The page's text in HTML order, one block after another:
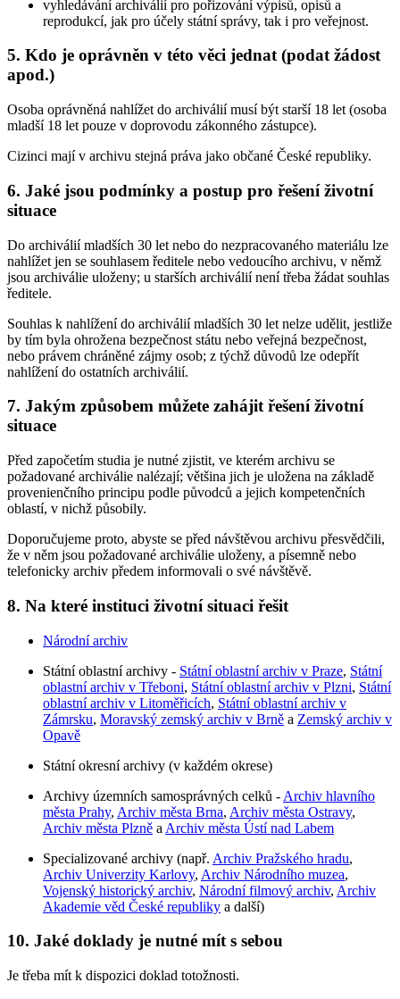
vyhledávání archiválií pro pořizování výpisů, opisů a
reprodukcí, jak pro účely státní správy, tak i pro veřejnost.
5. Kdo je oprávněn v této věci jednat (podat žádost
apod.)
Osoba oprávněná nahlížet do archiválií musí být starší 18 let (osoba
mladší 18 let pouze v doprovodu zákonného zástupce).
Cizinci mají v archivu stejná práva jako občané České republiky.
6. Jaké jsou podmínky a postup pro řešení životní
situace
Do archiválií mladších 30 let nebo do nezpracovaného materiálu lze
nahlížet jen se souhlasem ředitele nebo vedoucího archivu, v němž
jsou archiválie uloženy; u starších archiválií není třeba žádat souhlas
ředitele.
Souhlas k nahlížení do archiválií mladších 30 let nelze udělit, jestliže
by tím byla ohrožena bezpečnost státu nebo veřejná bezpečnost,
nebo právem chráněné zájmy osob; z týchž důvodů lze odepřít
nahlížení do ostatních archiválií.
7. Jakým způsobem můžete zahájit řešení životní
situace
Před započetím studia je nutné zjistit, ve kterém archivu se
požadované archiválie nalézají; většina jich je uložena na základě
provenienčního principu podle původců a jejich kompetenčních
oblastí, v nichž působily.
Doporučujeme proto, abyste se před návštěvou archivu přesvědčili,
že v něm jsou požadované archiválie uloženy, a písemně nebo
telefonicky archiv předem informovali o své návštěvě.
8. Na které instituci životní situaci řešit
Národní archiv
Státní oblastní archivy - Státní oblastní archiv v Praze, Státní
oblastní archiv v Třeboni, Státní oblastní archiv v Plzni, Státní
oblastní archiv v Litoměřicích, Státní oblastní archiv v
Zámrsku, Moravský zemský archiv v Brně a Zemský archiv v
Opavě
Státní okresní archivy (v každém okrese)
Archivy územních samosprávných celků - Archiv hlavního
města Prahy, Archiv města Brna, Archiv města Ostravy,
Archiv města Plzně a Archiv města Ústí nad Labem
Specializované archivy (např. Archiv Pražského hradu,
Archiv Univerzity Karlovy, Archiv Národního muzea,
Vojenský historický archiv, Národní filmový archiv, Archiv
Akademie věd České republiky a další)
10. Jaké doklady je nutné mít s sebou
Je třeba mít k dispozici doklad totožnosti.